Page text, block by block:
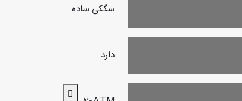
سگکی ساده
دارد